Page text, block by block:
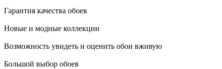
Гарантия качества обоев
Новые и модные коллекции
Возможность увидеть и оценить обои вживую
Большой выбор обоев